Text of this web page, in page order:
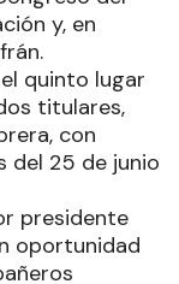
y, en
quinto lugar
titulares,
con
del 25 de junio
presidente
oportunidad